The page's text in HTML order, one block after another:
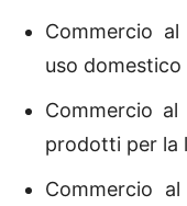
Commercio
uso
Commercio
prodotti per la
Commercio